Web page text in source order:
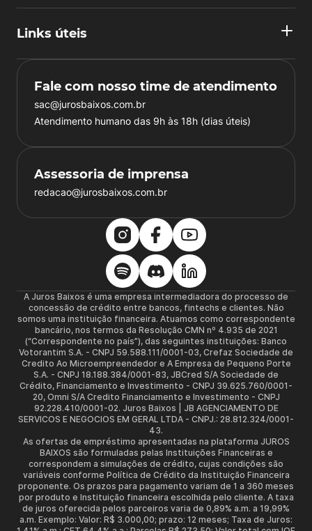
Links úteis
Fale com nosso time de atendimento
sac@jurosbaixos.com.br
Atendimento humano das 9h às 18h (dias úteis)
Assessoria de imprensa
redacao@jurosbaixos.com.br
A Juros Baixos é uma empresa intermediadora do processo de
concessão de crédito entre bancos, fintechs e clientes. Não
somos uma instituição financeira. Atuamos como correspondente
bancário, nos termos da Resolução CMN nº 4.935 de 2021
(“Correspondente no país”), das seguintes instituições: Banco
Votorantim S.A. - CNPJ 59.588.111/0001-03, Crefaz Sociedade de
Credito Ao Microempreendedor e A Empresa de Pequeno Porte
S.A. - CNPJ 18.188.384/0001-83, JBCred S/A Sociedade de
Crédito, Financiamento e Investimento - CNPJ 39.625.760/0001-
20, Omni S/A Credito Financiamento e Investimento - CNPJ
92.228.410/0001-02. Juros Baixos | JB AGENCIAMENTO DE
SERVICOS E NEGOCIOS EM GERAL LTDA - CNPJ.: 28.812.324/0001-
43.
As ofertas de empréstimo apresentadas na plataforma JUROS
BAIXOS são formuladas pelas Instituições Financeiras e
correspondem a simulações de crédito, cujas condições são
variáveis conforme Política de Crédito da Instituição Financeira
proponente. Os prazos para pagamento variam de 1 a 360 meses
por produto e Instituição financeira escolhida pelo cliente. A taxa
de juros oferecida pelos parceiros varia de 0,89% a.m. a 19,99%
a.m. Exemplo: Valor: R$ 3.000,00; prazo: 12 meses; Taxa de Juros: